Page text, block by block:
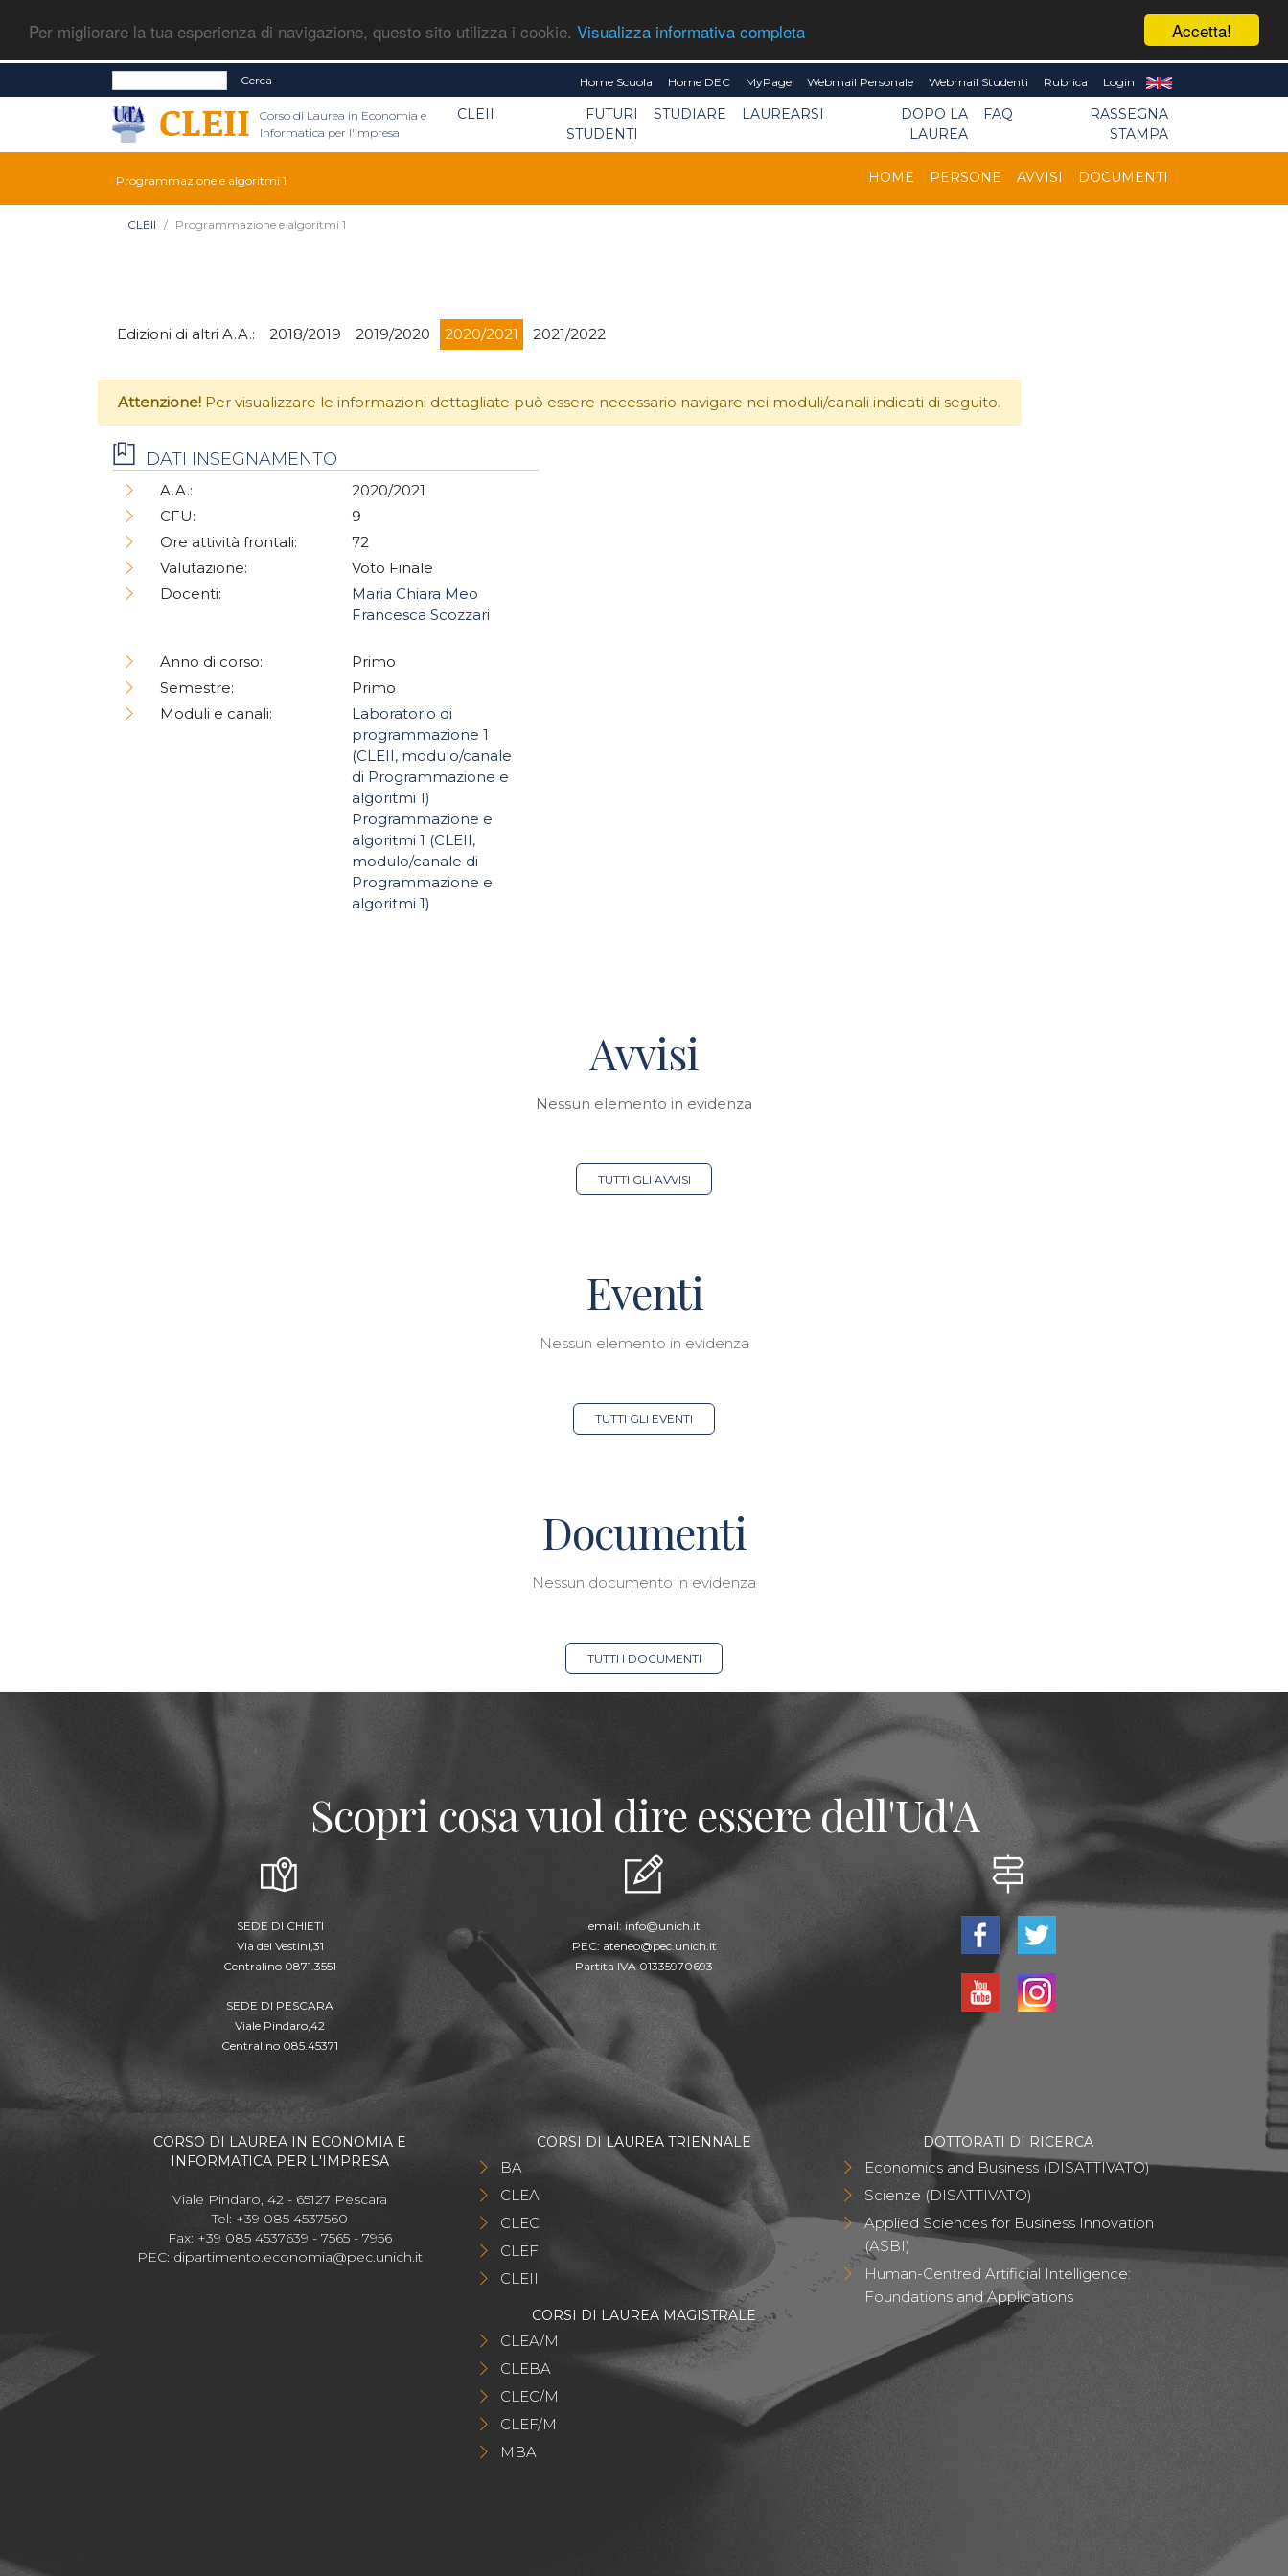
Accetta!
Per migliorare la tua esperienza di navigazione, questo sito utilizza i cookie. Visualizza informativa completa
Cerca Home Scuola Home DEC MyPage Webmail Personale Webmail Studenti Rubrica Login
Corso di Laurea in Economia e
Informatica per l'Impresa
CLEII
FUTURI
STUDENTI
STUDIARE LAUREARSI
DOPO LA
LAUREA
FAQ
RASSEGNA
STAMPA
Programmazione e algoritmi 1 HOME PERSONE AVVISI DOCUMENTI
CLEII Programmazione e algoritmi 1
Edizioni di altri A.A.: 2018/2019 2019/2020 2020/2021 2021/2022
Attenzione! Per visualizzare le informazioni dettagliate può essere necessario navigare nei moduli/canali indicati di seguito.
DATI INSEGNAMENTO
A.A.:
2020/2021
CFU:
9
Ore attività frontali:
72
Valutazione:
Voto Finale
Docenti:
Maria Chiara Meo
Francesca Scozzari
Anno di corso:
Primo
Semestre:
Primo
Moduli e canali:
Laboratorio di
programmazione 1
(CLEII, modulo/canale
di Programmazione e
algoritmi 1)
Programmazione e
algoritmi 1 (CLEII,
modulo/canale di
Programmazione e
algoritmi 1)
Avvisi
Nessun elemento in evidenza
TUTTI GLI AVVISI
Eventi
Nessun elemento in evidenza
TUTTI GLI EVENTI
Documenti
Nessun documento in evidenza
TUTTI I DOCUMENTI
Scopri cosa vuol dire essere dell'Ud'A
SEDE DI CHIETI
Via dei Vestini,31
Centralino 0871.3551
SEDE DI PESCARA
Viale Pindaro,42
Centralino 085.45371
email:info@unich.it
PEC: ateneo@pec.unich.it
Partita IVA 01335970693
CORSO DI LAUREA IN ECONOMIA E
INFORMATICA PER L'IMPRESA
Viale Pindaro, 42 - 65127 Pescara
Tel: +39 085 4537560
Fax: +39 085 4537639 - 7565 - 7956
PEC: dipartimento.economia@pec.unich.it
CORSI DI LAUREA TRIENNALE
BA
CLEA
CLEC
CLEF
CLEII
CORSI DI LAUREA MAGISTRALE
CLEA/M
CLEBA
CLEC/M
CLEF/M
MBA
DOTTORATI DI RICERCA
Economics and Business (DISATTIVATO)
Scienze (DISATTIVATO)
Applied Sciences for Business Innovation
(ASBI)
Human-Centred Artificial Intelligence:
Foundations and Applications